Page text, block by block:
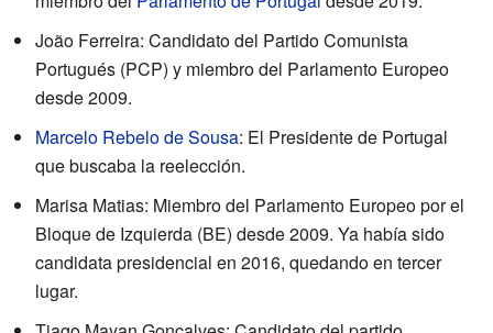
João Ferreira: Candidato del Partido Comunista
Portugués (PCP) y miembro del Parlamento Europeo
desde 2009.
Marcelo Rebelo de Sousa: El Presidente de Portugal
que buscaba la reelección.
Marisa Matias: Miembro del Parlamento Europeo por el
Bloque de Izquierda (BE) desde 2009. Ya había sido
candidata presidencial en 2016, quedando en tercer
lugar.